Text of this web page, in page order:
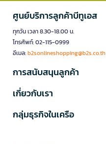
ศูนย์บริการลูกค้าบีทูเอส
ทุกวัน เวลา 8.30-18.00 น.
โทรศัพท์: 02-115-0999
อีเมล:b2sonlineshopping@b2s.co.th
การสนับสนุนลูกค้า
เกี่ยวกับเรา
กลุ่มธุรกิจในเครือ